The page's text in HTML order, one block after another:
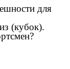
для
(кубок).